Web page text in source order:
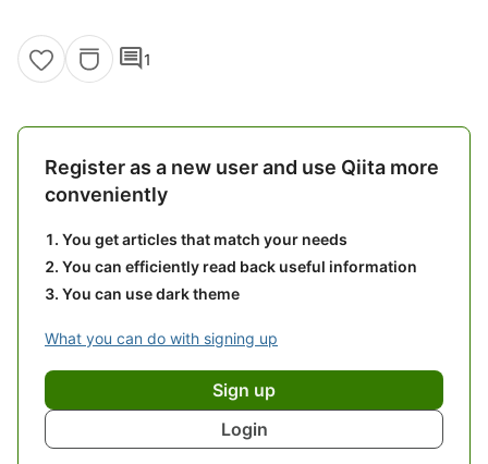
comment1
Register as a new user and use Qiita more
conveniently
You get articles that match your needs
You can efficiently read back useful information
You can use dark theme
What you can do with signing up
Sign up
Login